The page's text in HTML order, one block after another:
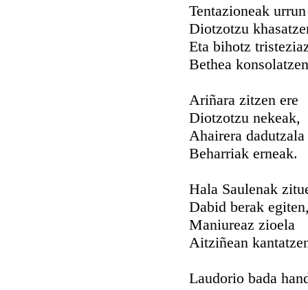
Tentazioneak urrun
Diotzotzu
Eta bihotz
Bethea
Ariñara zitzen ere
Diotzotzu nekeak,
Ahairera dadutzala
Beharriak erneak.
Hala Saulenak
Dabid berak
Maniureaz zioela
Aitziñean
Laudorio bada